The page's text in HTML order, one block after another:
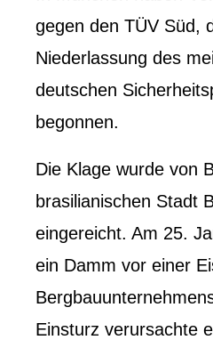
gegen den TÜV Süd,
Niederlassung des
deutschen
begonnen.
Die Klage wurde von
brasilianischen Stadt
eingereicht. Am 25.
ein Damm vor einer
Einsturz verursachte